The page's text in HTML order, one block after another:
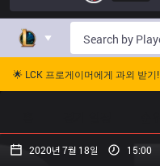
🌟 LCK 프로게이머에게 과외 받기!
2020년 7월 18일 15:00